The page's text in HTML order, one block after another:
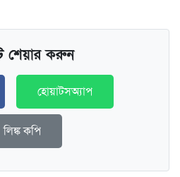
শেয়ার করুন
হোয়াটসঅ্যাপ
লিঙ্ক কপি